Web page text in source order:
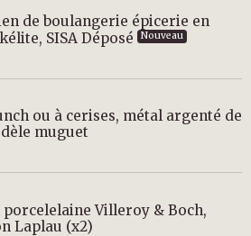
de boulangerie épicerie en
SISA Déposé
Nouveau
ou à cerises, métal argenté de
muguet
Villeroy & Boch,
Laplau (x2)